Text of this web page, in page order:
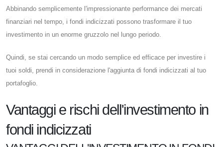
Abbinando semplicemente l'impressionante performance dei mercati
finanziari nel tempo, i fondi indicizzati possono trasformare il tuo
investimento in un enorme gruzzolo nel lungo periodo.
Quindi, se stai cercando un modo semplice ed efficace per investire i
tuoi soldi, prendi in considerazione l'aggiunta di fondi indicizzati al tuo
portafoglio.
Vantaggi e rischi dell'investimento in
fondi indicizzati